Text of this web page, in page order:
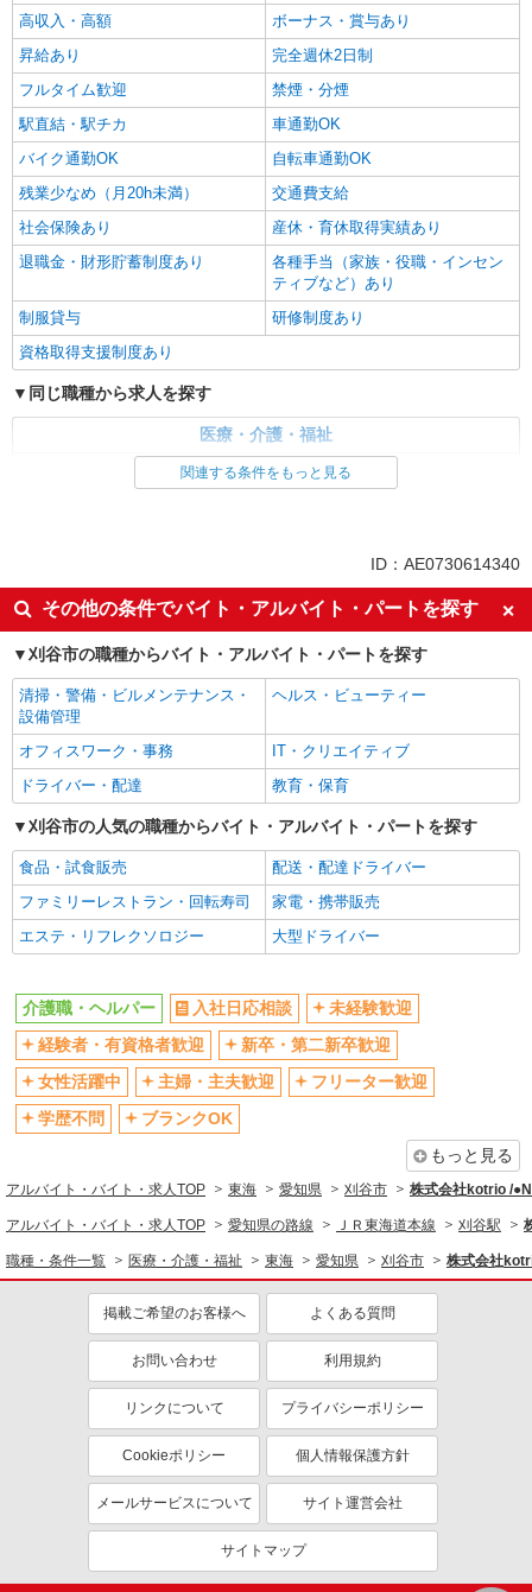
高収入・高額
ボーナス・賞与あり
昇給あり
完全週休2日制
フルタイム歓迎
禁煙・分煙
駅直結・駅チカ
車通勤OK
バイク通勤OK
自転車通勤OK
残業少なめ（月20h未満）
交通費支給
社会保険あり
産休・育休取得実績あり
退職金・財形貯蓄制度あり
各種手当（家族・役職・インセン
ティブなど）あり
制服貸与
研修制度あり
資格取得支援制度あり
同じ職種から求人を探す
医療・介護・福祉
ボーナス・賞与あり
車通勤OK
交通費支給
社会保険あり
産休・育休取得実績あり
関連する条件をもっと見る
ID：AE0730614340
その他の条件でバイト・アルバイト・パートを探す
刈谷市の職種からバイト・アルバイト・パートを探す
清掃・警備・ビルメンテナンス・
設備管理
ヘルス・ビューティー
オフィスワーク・事務
IT・クリエイティブ
ドライバー・配達
教育・保育
刈谷市の人気の職種からバイト・アルバイト・パートを探す
食品・試食販売
配送・配達ドライバー
ファミリーレストラン・回転寿司
家電・携帯販売
エステ・リフレクソロジー
大型ドライバー
介護職・ヘルパー 入社日応相談
未経験歓迎
経験者・有資格者歓迎
新卒・第二新卒歓迎
女性活躍中
主婦・主夫歓迎
フリーター歓迎
学歴不問
ブランクOK
もっと見る
アルバイト・バイト・求人TOP 東海 愛知県 刈谷市 株式会社kotrio /
アルバイト・バイト・求人TOP 愛知県の路線 ＪＲ東海道本線 刈谷駅
職種・条件一覧 医療・介護・福祉 東海 愛知県 刈谷市 株式会社
掲載ご希望のお客様へ よくある質問
お問い合わせ 利用規約
リンクについて プライバシーポリシー
Cookieポリシー 個人情報保護方針
メールサービスについて サイト運営会社
サイトマップ